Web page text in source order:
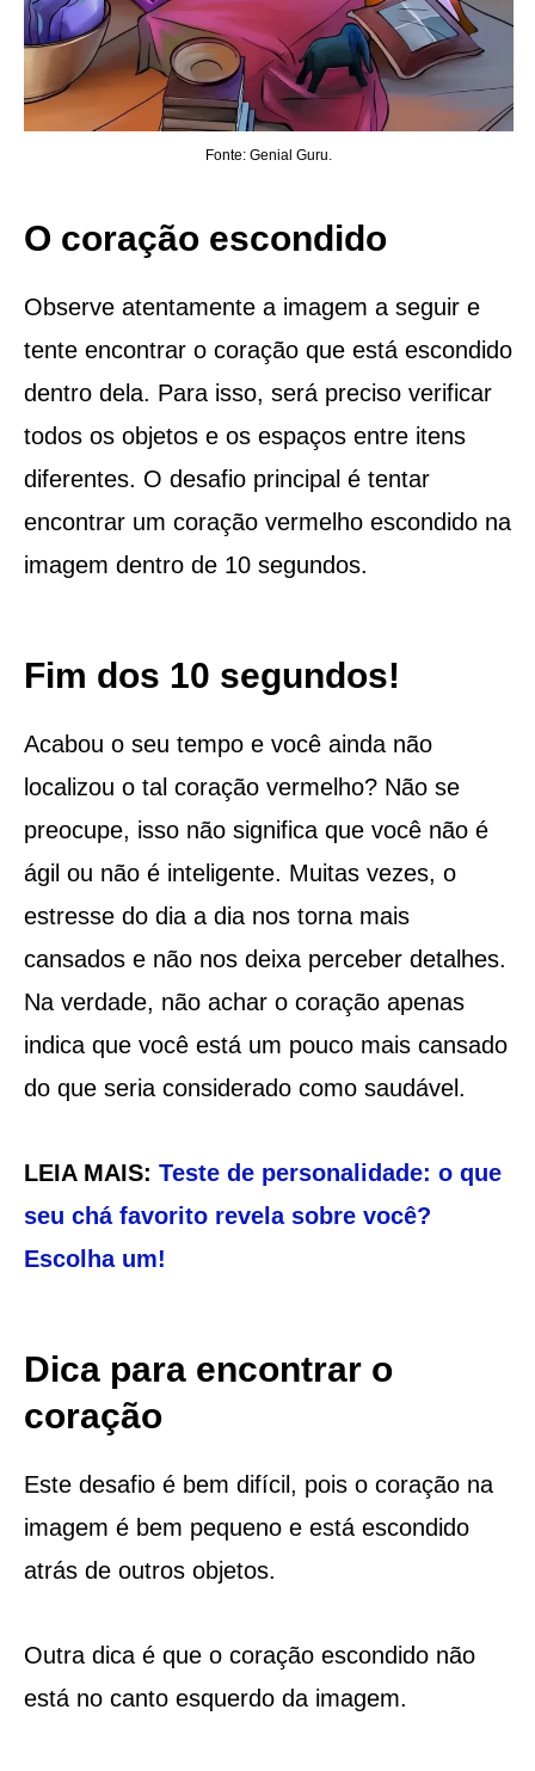
Fonte: Genial Guru.
O coração escondido
Observe atentamente a imagem a seguir e
tente encontrar o coração que está escondido
dentro dela. Para isso, será preciso verificar
todos os objetos e os espaços entre itens
diferentes. O desafio principal é tentar
encontrar um coração vermelho escondido na
imagem dentro de 10 segundos.
Fim dos 10 segundos!
Acabou o seu tempo e você ainda não
localizou o tal coração vermelho? Não se
preocupe, isso não significa que você não é
ágil ou não é inteligente. Muitas vezes, o
estresse do dia a dia nos torna mais
cansados e não nos deixa perceber detalhes.
Na verdade, não achar o coração apenas
indica que você está um pouco mais cansado
do que seria considerado como saudável.
LEIA MAIS: Teste de personalidade: o que
seu chá favorito revela sobre você?
Escolha um!
Dica para encontrar o
coração
Este desafio é bem difícil, pois o coração na
imagem é bem pequeno e está escondido
atrás de outros objetos.
Outra dica é que o coração escondido não
está no canto esquerdo da imagem.